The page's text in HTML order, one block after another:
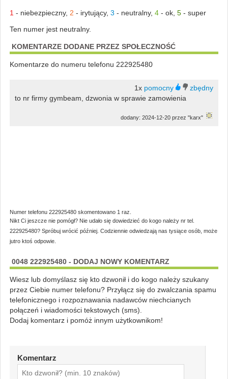
1 - niebezpieczny, 2 - irytujący, 3 - neutralny, 4- ok, 5- super
Ten numer jest neutralny.
KOMENTARZE DODANE PRZEZ SPOŁECZNOŚĆ
Komentarze do numeru telefonu 222925480
1x
to nr firmy gymbeam, dzwonia w sprawie zamowienia
dodany: 2024-12-20 przez "karx"
Numer telefonu 222925480 skomentowano 1 raz.
Nikt Ci jeszcze nie pomógł? Nie udało się dowiedzieć do kogo należy nr tel.
222925480? Spróbuj wrócić później. Codziennie odwiedzają nas tysiące osób, może
jutro ktoś odpowie.
0048 222925480 - DODAJ NOWY KOMENTARZ
Wiesz lub domyślasz się kto dzwonił i do kogo należy szukany
przez Ciebie numer telefonu? Przyłącz się do zwalczania spamu
telefonicznego i rozpoznawania nadawców niechcianych
połączeń i wiadomości tekstowych (sms).
Dodaj komentarz i pomóż innym użytkownikom!
Komentarz